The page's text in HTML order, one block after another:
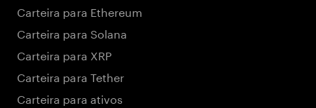
Carteira para Ethereum
Carteira para Solana
Carteira para XRP
Carteira para Tether
Carteira para ativos